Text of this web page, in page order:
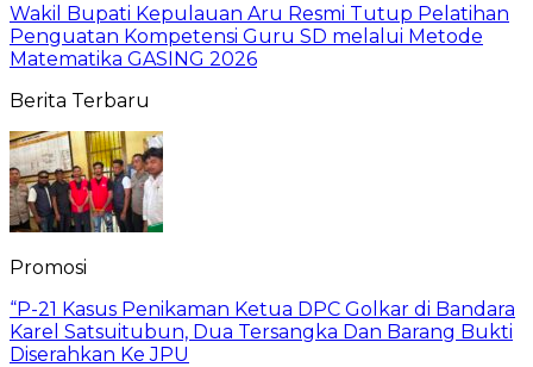
Wakil Bupati Kepulauan Aru Resmi Tutup Pelatihan
Penguatan Kompetensi Guru SD melalui Metode
Matematika GASING 2026
Berita Terbaru
Promosi
“P-21 Kasus Penikaman Ketua DPC Golkar di Bandara
Karel Satsuitubun, Dua Tersangka Dan Barang Bukti
Diserahkan Ke JPU